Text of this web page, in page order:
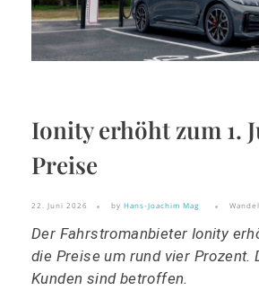
Ionity erhöht zum 1.
Preise
22. Juni 2026 by Hans-Joachim Mag Wandel
Der Fahrstromanbieter Ionity
die Preise um rund vier Prozent.
Kunden sind betroffen.